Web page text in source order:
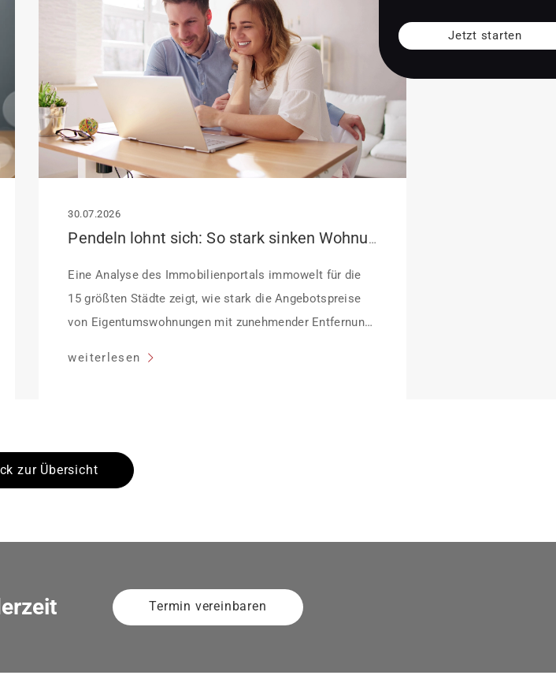
30.07.2026
Pendeln lohnt sich: So stark sinken Wohnungspreise im Umland
Eine Analyse des Immobilienportals immowelt für die
15 größten Städte zeigt, wie stark die Angebotspreise
von Eigentumswohnungen mit zunehmender Entfernung
weiterlesen
zur Übersicht
Termin vereinbaren
Jetzt starten